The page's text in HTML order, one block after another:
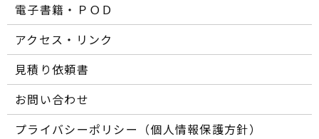
電子書籍・ＰＯＤ
アクセス・リンク
見積り依頼書
お問い合わせ
プライバシーポリシー（個人情報保護方針）